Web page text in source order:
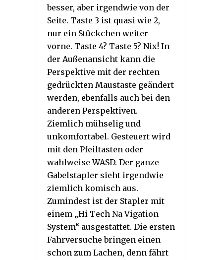
besser, aber irgendwie von der
Seite. Taste 3 ist quasi wie 2,
nur ein Stückchen weiter
vorne. Taste 4? Taste 5? Nix! In
der Außenansicht kann die
Perspektive mit der rechten
gedrückten Maustaste geändert
werden, ebenfalls auch bei den
anderen Perspektiven.
Ziemlich mühselig und
unkomfortabel. Gesteuert wird
mit den Pfeiltasten oder
wahlweise WASD. Der ganze
Gabelstapler sieht irgendwie
ziemlich komisch aus.
Zumindest ist der Stapler mit
einem „Hi Tech Na Vigation
System“ ausgestattet. Die ersten
Fahrversuche bringen einen
schon zum Lachen, denn fährt